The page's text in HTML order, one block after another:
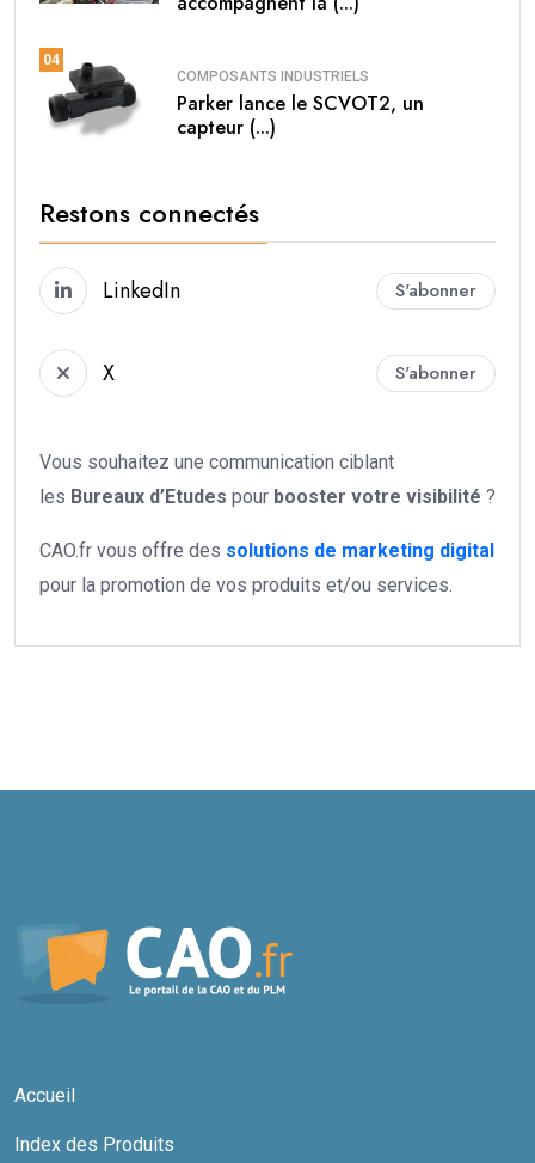
04
COMPOSANTS INDUSTRIELS
Parker lance le SCVOT2, un
capteur (...)
Restons connectés
LinkedIn S'abonner
X S'abonner
Vous souhaitez une communication ciblant
les Bureaux d’Etudes pour booster votre visibilité ?
CAO.fr vous offre des solutions de marketing digital
pour la promotion de vos produits et/ou services.
Accueil
Index des Produits